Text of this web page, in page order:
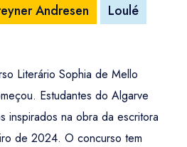
Andresen
Loulé
Literário Sophia de Mello
Estudantes do Algarve
inspirados na obra da escritora
de 2024. O concurso tem